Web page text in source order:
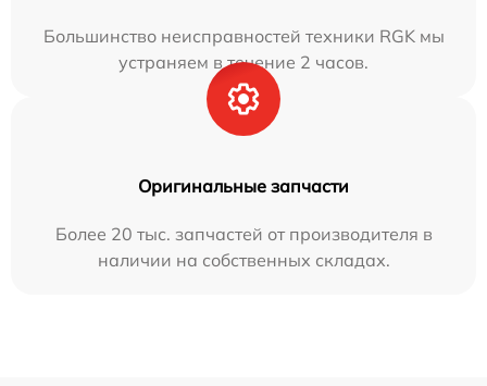
Большинство неисправностей техники RGK мы
устраняем в течение 2 часов.
Оригинальные запчасти
Более 20 тыс. запчастей от производителя в
наличии на собственных складах.